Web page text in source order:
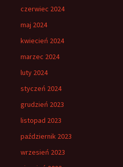
czerwiec 2024
maj 2024
kwiecień 2024
marzec 2024
luty 2024
styczeń 2024
grudzień 2023
listopad 2023
październik 2023
wrzesień 2023